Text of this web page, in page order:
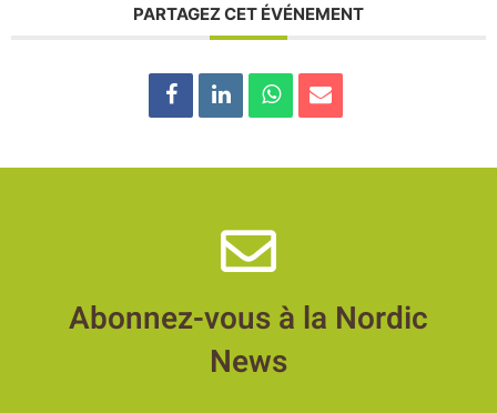
PARTAGEZ CET ÉVÉNEMENT
Abonnez-vous à la Nordic
News